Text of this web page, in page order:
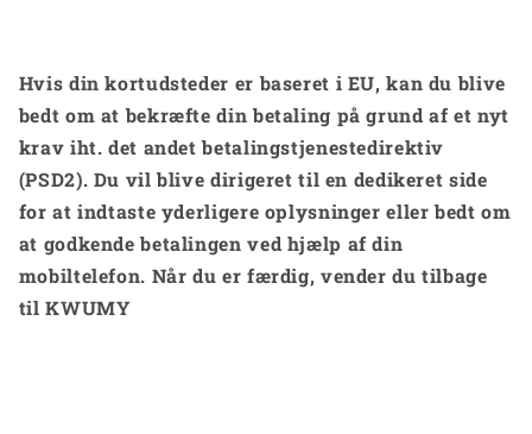
Hvis din kortudsteder er baseret i EU, kan du blive
bedt om at bekræfte din betaling på grund af et nyt
krav iht. det andet betalingstjenestedirektiv
(PSD2). Du vil blive dirigeret til en dedikeret side
for at indtaste yderligere oplysninger eller bedt om
at godkende betalingen ved hjælp af din
mobiltelefon. Når du er færdig, vender du tilbage
til KWUMY